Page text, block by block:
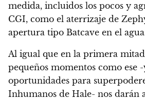
medida, incluidos los pocos y
CGI, como el aterrizaje de
apertura tipo Batcave en el
Al igual que en la primera
pequeños momentos como ese -
oportunidades para
Inhumanos de Hale- nos darán